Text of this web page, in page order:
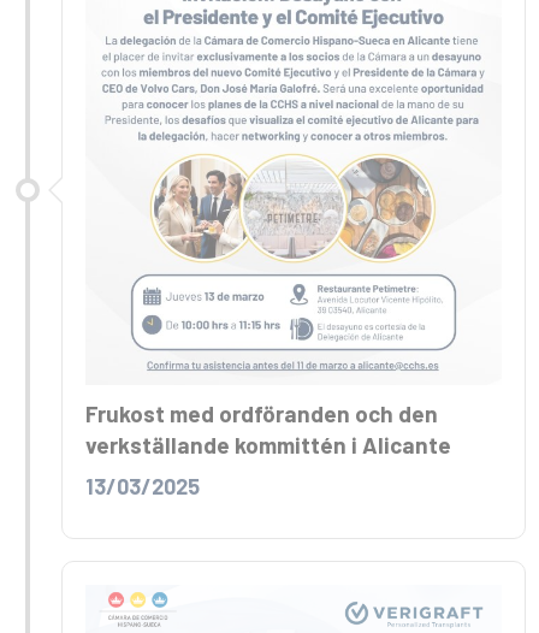
Frukost med ordföranden och den
verkställande kommittén i Alicante
13/03/2025